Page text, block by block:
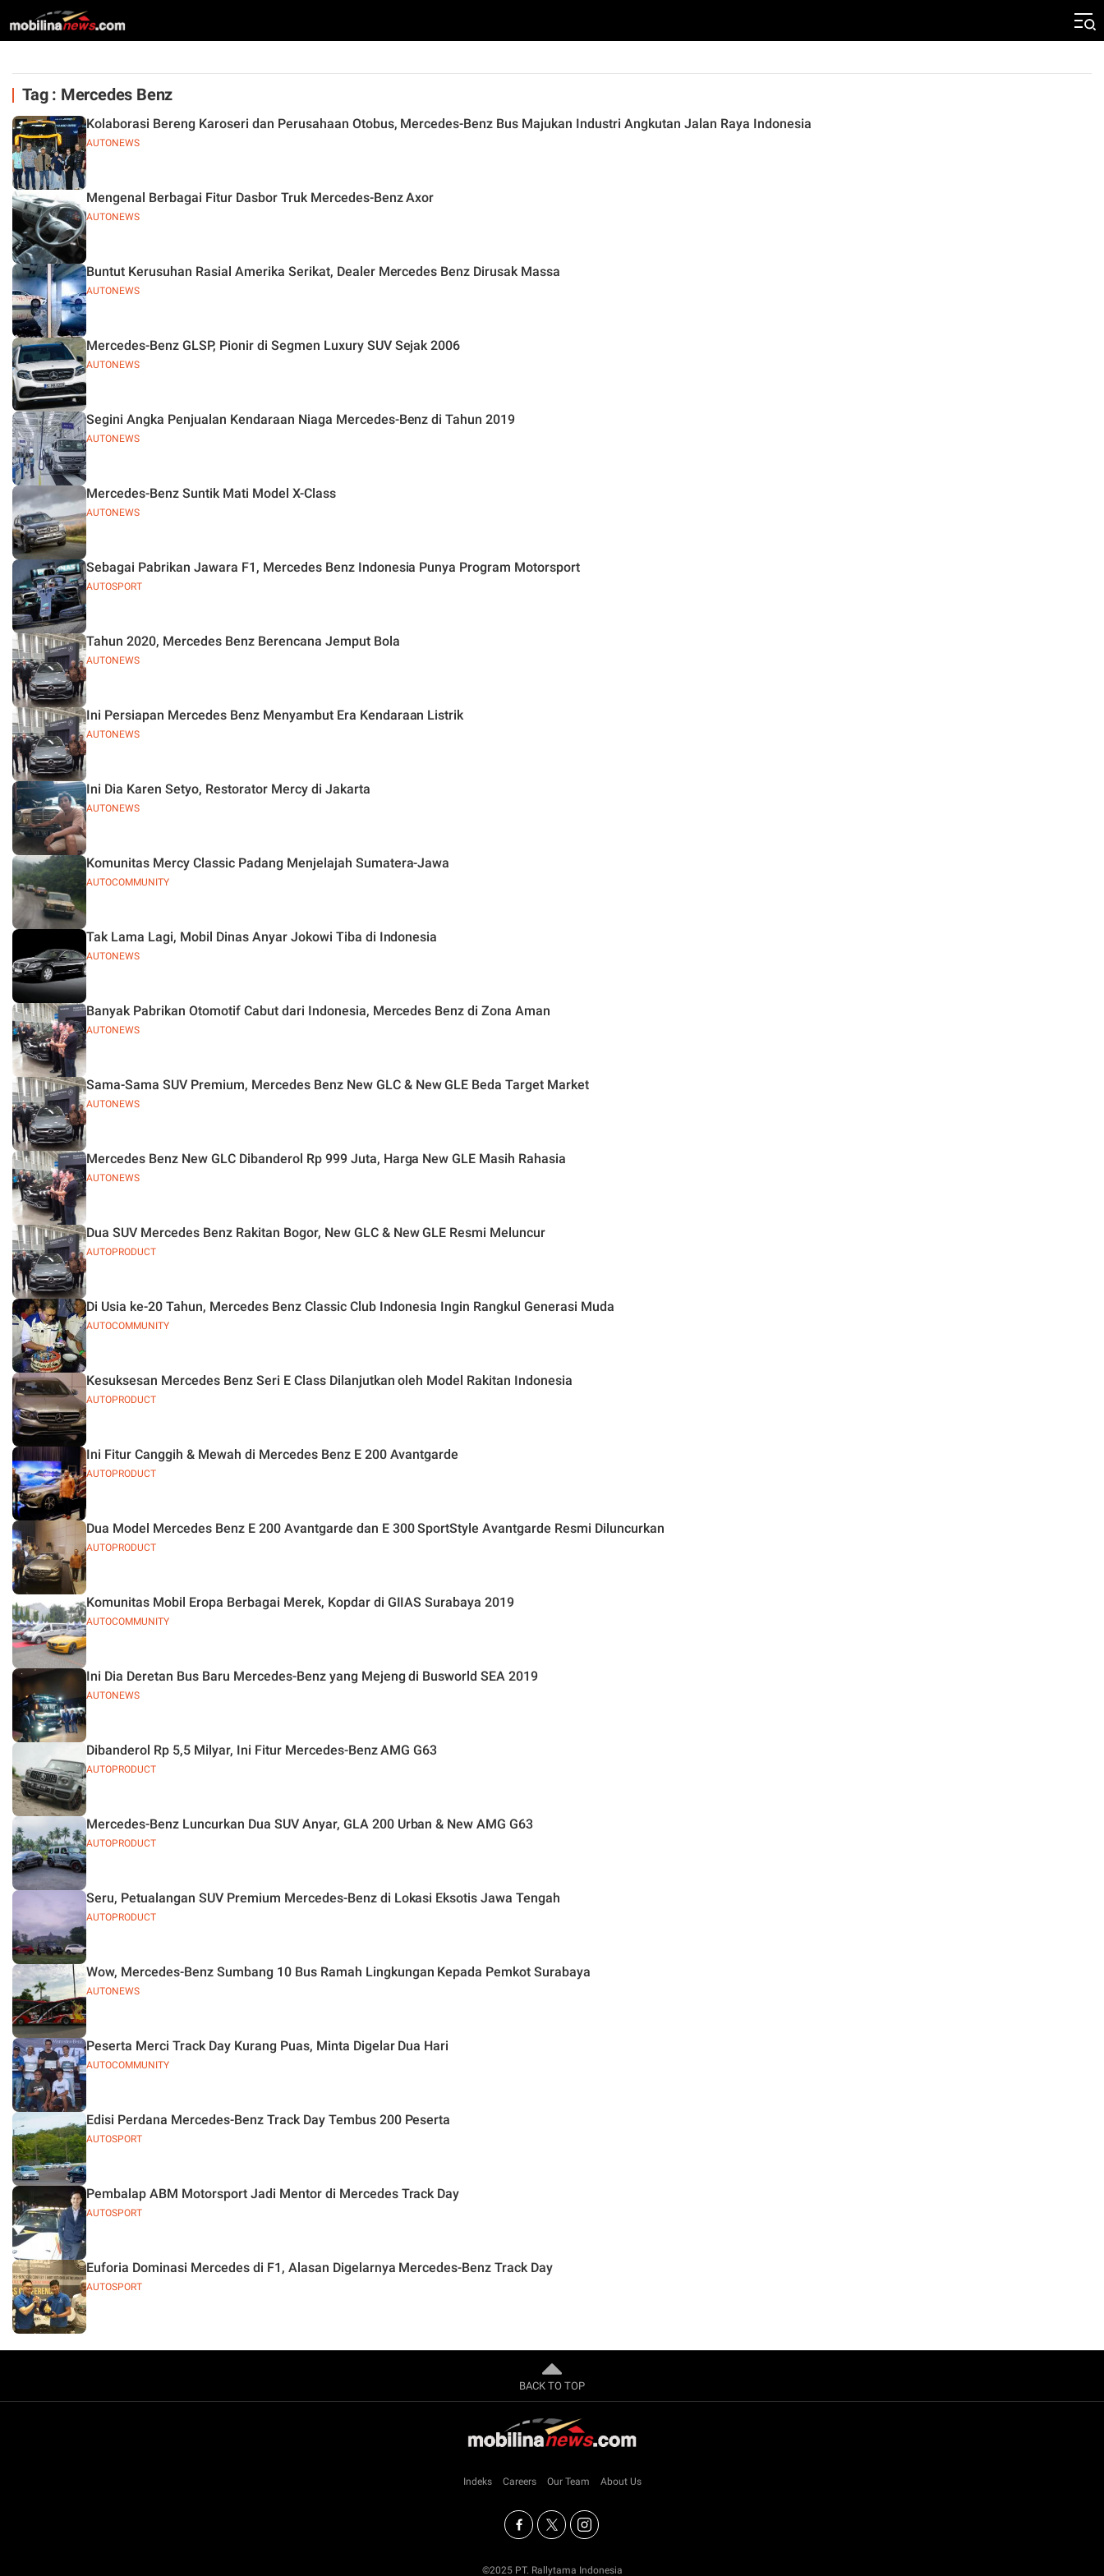
Tag : Mercedes Benz
AUTONEWS
Kolaborasi Bereng Karoseri dan Perusahaan Otobus, Mercedes-Benz Bus Majukan Industri Angkutan Jalan Raya Indonesia
AUTONEWS
Mengenal Berbagai Fitur Dasbor Truk Mercedes-Benz Axor
AUTONEWS
Buntut Kerusuhan Rasial Amerika Serikat, Dealer Mercedes Benz Dirusak Massa
AUTONEWS
Mercedes-Benz GLSP, Pionir di Segmen Luxury SUV Sejak 2006
AUTONEWS
Segini Angka Penjualan Kendaraan Niaga Mercedes-Benz di Tahun 2019
AUTONEWS
Mercedes-Benz Suntik Mati Model X-Class
AUTOSPORT
Sebagai Pabrikan Jawara F1, Mercedes Benz Indonesia Punya Program Motorsport
AUTONEWS
Tahun 2020, Mercedes Benz Berencana Jemput Bola
AUTONEWS
Ini Persiapan Mercedes Benz Menyambut Era Kendaraan Listrik
AUTONEWS
Ini Dia Karen Setyo, Restorator Mercy di Jakarta
AUTOCOMMUNITY
Komunitas Mercy Classic Padang Menjelajah Sumatera-Jawa
AUTONEWS
Tak Lama Lagi, Mobil Dinas Anyar Jokowi Tiba di Indonesia
AUTONEWS
Banyak Pabrikan Otomotif Cabut dari Indonesia, Mercedes Benz di Zona Aman
AUTONEWS
Sama-Sama SUV Premium, Mercedes Benz New GLC & New GLE Beda Target Market
AUTONEWS
Mercedes Benz New GLC Dibanderol Rp 999 Juta, Harga New GLE Masih Rahasia
AUTOPRODUCT
Dua SUV Mercedes Benz Rakitan Bogor, New GLC & New GLE Resmi Meluncur
AUTOCOMMUNITY
Di Usia ke-20 Tahun, Mercedes Benz Classic Club Indonesia Ingin Rangkul Generasi Muda
AUTOPRODUCT
Kesuksesan Mercedes Benz Seri E Class Dilanjutkan oleh Model Rakitan Indonesia
AUTOPRODUCT
Ini Fitur Canggih & Mewah di Mercedes Benz E 200 Avantgarde
AUTOPRODUCT
Dua Model Mercedes Benz E 200 Avantgarde dan E 300 SportStyle Avantgarde Resmi Diluncurkan
AUTOCOMMUNITY
Komunitas Mobil Eropa Berbagai Merek, Kopdar di GIIAS Surabaya 2019
AUTONEWS
Ini Dia Deretan Bus Baru Mercedes-Benz yang Mejeng di Busworld SEA 2019
AUTOPRODUCT
Dibanderol Rp 5,5 Milyar, Ini Fitur Mercedes-Benz AMG G63
AUTOPRODUCT
Mercedes-Benz Luncurkan Dua SUV Anyar, GLA 200 Urban & New AMG G63
AUTOPRODUCT
Seru, Petualangan SUV Premium Mercedes-Benz di Lokasi Eksotis Jawa Tengah
AUTONEWS
Wow, Mercedes-Benz Sumbang 10 Bus Ramah Lingkungan Kepada Pemkot Surabaya
AUTOCOMMUNITY
Peserta Merci Track Day Kurang Puas, Minta Digelar Dua Hari
AUTOSPORT
Edisi Perdana Mercedes-Benz Track Day Tembus 200 Peserta
AUTOSPORT
Pembalap ABM Motorsport Jadi Mentor di Mercedes Track Day
AUTOSPORT
Euforia Dominasi Mercedes di F1, Alasan Digelarnya Mercedes-Benz Track Day
BACK TO TOP
Indeks Careers Our Team About Us
©2025 PT. Rallytama Indonesia